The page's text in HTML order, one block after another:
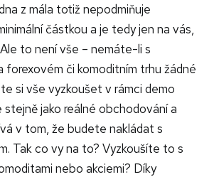
z mála totiž nepodmiňuje
částkou a je tedy jen na vás,
to není vše – nemáte-li s
forexovém či komoditním trhu žádné
si vše vyzkoušet v rámci demo
jako reálné obchodování a
v tom, že budete nakládat s
Tak co vy na to? Vyzkoušíte to s
nebo akciemi? Díky